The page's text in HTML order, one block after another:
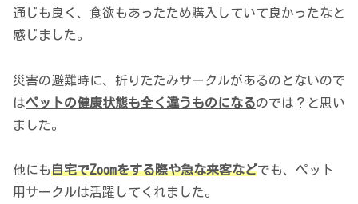
通じも良く、食欲もあったため購入していて良かったなと
感じました。
災害の避難時に、折りたたみサークルがあるのとないので
はペットの健康状態も全く違うものになるのでは？と思い
ました。
他にも自宅でZoomをする際や急な来客などでも、ペット
用サークルは活躍してくれました。